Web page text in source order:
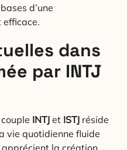
d’une
efficace.
dans
par INTJ
INTJ et ISTJ réside
vie quotidienne fluide